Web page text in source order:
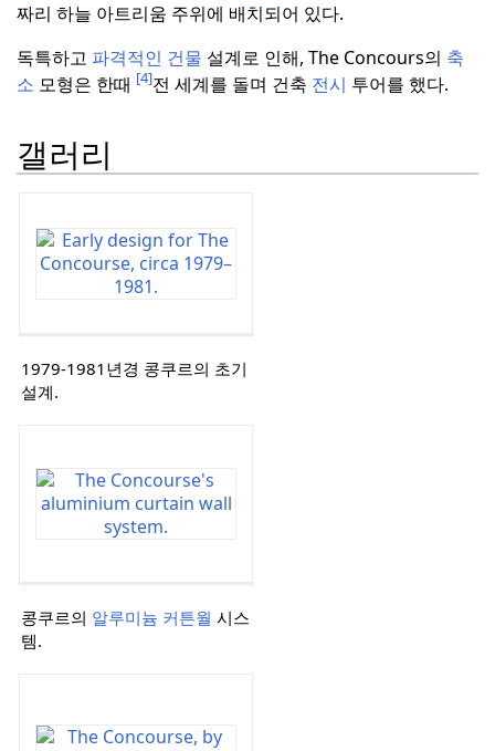
짜리 하늘 아트리움 주위에 배치되어 있다.
독특하고 파격적인 건물 설계로 인해, The Concours의 축
소 모형은 한때 [4]전 세계를 돌며 건축 전시 투어를 했다.
갤러리
1979-1981년경 콩쿠르의 초기
설계.
콩쿠르의 알루미늄 커튼월 시스
템.